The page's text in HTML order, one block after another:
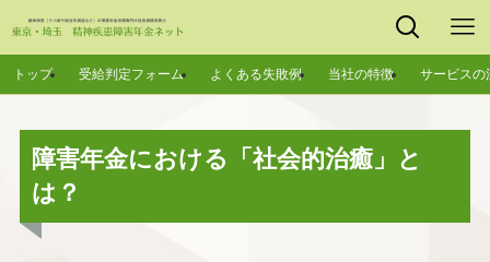
トップ 受給判定フォーム よくある失敗例 当社の特徴 サービスの
障害年金における「社会的治癒」と
は？